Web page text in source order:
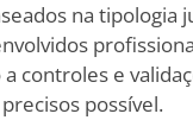
na tipologia
controles e
possível.